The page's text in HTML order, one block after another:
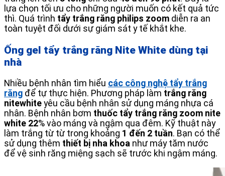
lựa chọn tối ưu cho những người muốn có kết quả tức
thì. Quá trình tẩy trắng răng philips zoom diễn ra an
toàn tuyệt đối dưới sự giám sát y tế khắt khe.
Ống gel tẩy trắng răng Nite White dùng tại
nhà
Nhiều bệnh nhân tìm hiểu các công nghệ tẩy trắng
răng để tự thực hiện. Phương pháp làm trắng răng
nitewhite yêu cầu bệnh nhân sử dụng máng nhựa cá
nhân. Bệnh nhân bơm thuốc tẩy trắng răng zoom nite
white 22% vào máng và ngậm qua đêm. Kỹ thuật này
làm trắng từ từ trong khoảng 1 đến 2 tuần. Bạn có thể
sử dụng thêm thiết bị nha khoa như máy tăm nước
để vệ sinh răng miệng sạch sẽ trước khi ngậm máng.